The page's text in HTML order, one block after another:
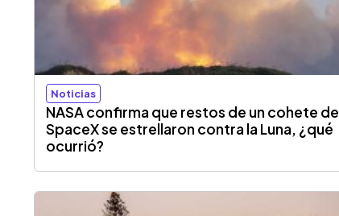
Noticias
NASA confirma que restos de un cohete de
SpaceX se estrellaron contra la Luna, ¿qué
ocurrió?